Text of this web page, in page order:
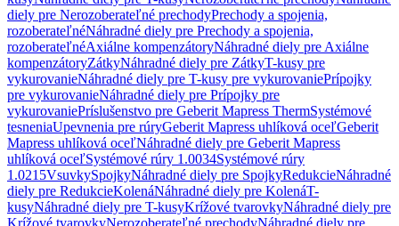
diely pre Nerozoberateľné prechodyPrechody a spojenia,
rozoberateľnéNáhradné diely pre Prechody a spojenia,
rozoberateľnéAxiálne kompenzátoryNáhradné diely pre Axiálne
kompenzátoryZátkyNáhradné diely pre ZátkyT-kusy pre
vykurovanieNáhradné diely pre T-kusy pre vykurovaniePrípojky
pre vykurovanieNáhradné diely pre Prípojky pre
vykurovaniePríslušenstvo pre Geberit Mapress ThermSystémové
tesneniaUpevnenia pre rúryGeberit Mapress uhlíková oceľGeberit
Mapress uhlíková oceľNáhradné diely pre Geberit Mapress
uhlíková oceľSystémové rúry 1.0034Systémové rúry
1.0215VsuvkySpojkyNáhradné diely pre SpojkyRedukcieNáhradné
diely pre RedukcieKolenáNáhradné diely pre KolenáT-
kusyNáhradné diely pre T-kusyKrížové tvarovkyNáhradné diely pre
Krížové tvarovkyNerozoberateľné prechodyNáhradné diely pre